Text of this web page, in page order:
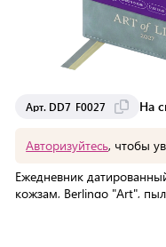
Арт. DD7_F0027
Авторизуйтесь, чтобы
Ежедневник
кожзам, Berlingo "Art",